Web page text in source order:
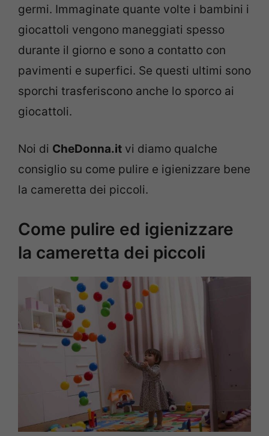
germi. Immaginate quante volte i bambini i
giocattoli vengono maneggiati spesso
durante il giorno e sono a contatto con
pavimenti e superfici. Se questi ultimi sono
sporchi trasferiscono anche lo sporco ai
giocattoli.
Noi di CheDonna.it vi diamo qualche
consiglio su come pulire e igienizzare bene
la cameretta dei piccoli.
Come pulire ed igienizzare
la cameretta dei piccoli